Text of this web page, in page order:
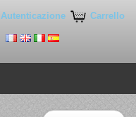
Carrello
Autenticazione